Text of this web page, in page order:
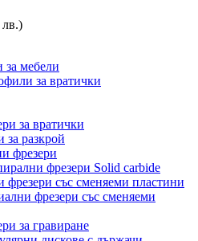
лв.)
мебели
за вратички
за вратички
за разкрой
фрезери
фрезери Solid carbide
фрезери със сменяеми пластини
фрезери със сменяеми
за гравиране